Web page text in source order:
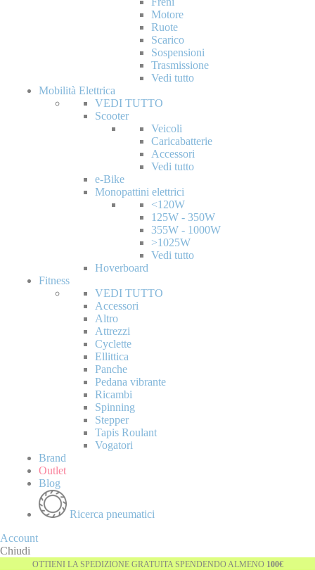
Motore
Ruote
Scarico
Sospensioni
Trasmissione
Vedi tutto
Mobilità Elettrica
VEDI TUTTO
Scooter
Veicoli
Caricabatterie
Accessori
Vedi tutto
e-Bike
Monopattini elettrici
<120W
125W - 350W
355W - 1000W
>1025W
Vedi tutto
Hoverboard
Fitness
VEDI TUTTO
Accessori
Altro
Attrezzi
Cyclette
Ellittica
Panche
Pedana vibrante
Ricambi
Spinning
Stepper
Tapis Roulant
Vogatori
Brand
Outlet
Blog
Ricerca pneumatici
Account
Chiudi
OTTIENI LA SPEDIZIONE GRATUITA SPENDENDO ALMENO 100€